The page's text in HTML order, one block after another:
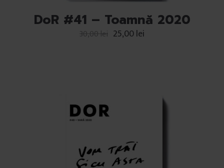
DoR #41 – Toamnă 2020
30,00lei 25,00lei